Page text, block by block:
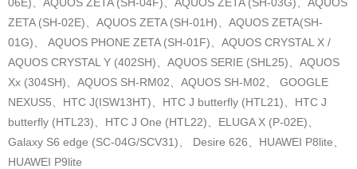
ZETA (SH-02E)、AQUOS ZETA (SH-01H)、AQUOS ZETA(SH-
01G)、 AQUOS PHONE ZETA (SH-01F)、AQUOS CRYSTAL X /
AQUOS CRYSTAL Y (402SH)、AQUOS SERIE (SHL25)、AQUOS
Xx (304SH)、AQUOS SH-RM02、AQUOS SH-M02、 GOOGLE
NEXUS5、HTC J(ISW13HT)、HTC J butterfly (HTL21)、HTC J
butterfly (HTL23)、HTC J One (HTL22)、ELUGA X (P-02E)、
Galaxy S6 edge (SC-04G/SCV31)、 Desire 626、HUAWEI P8lite、
HUAWEI P9lite